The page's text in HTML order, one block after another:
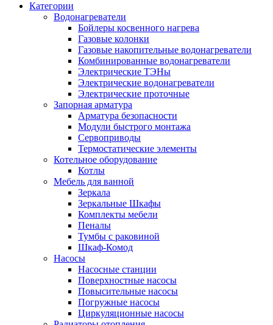
Категории
Водонагреватели
Бойлеры косвенного нагрева
Газовые колонки
Газовые накопительные водонагреватели
Комбинированные водонагреватели
Электрические ТЭНы
Электрические водонагреватели
Электрические проточные
Запорная арматура
Арматура безопасности
Модули быстрого монтажа
Сервоприводы
Термостатические элементы
Котельное оборудование
Котлы
Мебель для ванной
Зеркала
Зеркальные Шкафы
Комплекты мебели
Пеналы
Тумбы с раковиной
Шкаф-Комод
Насосы
Насосные станции
Поверхностные насосы
Повысительные насосы
Погружные насосы
Циркуляционные насосы